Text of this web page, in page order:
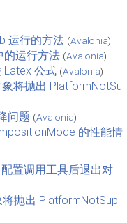
运行的方法 (Avalonia)
的运行方法 (Avalonia)
Latex 公式 (Avalonia)
将抛出 PlatformNotSu
问题 (Avalonia)
的性能情
置调用工具后退出对
抛出 PlatformNotSup